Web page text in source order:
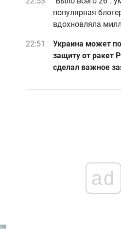
популярная
вдохновляла
22:51
Украина может
защиту от ракет
сделал важное
ad